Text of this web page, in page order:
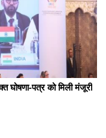
घोषणा-पत्र को मिली मंजूरी